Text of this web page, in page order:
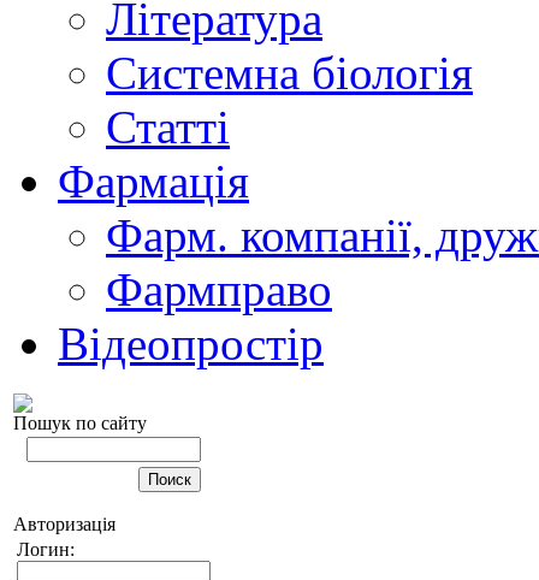
Література
Системна біологія
Статті
Фармація
Фарм. компанії,
Фармправо
Відеопростір
Пошук по сайту
Авторизація
Логин: